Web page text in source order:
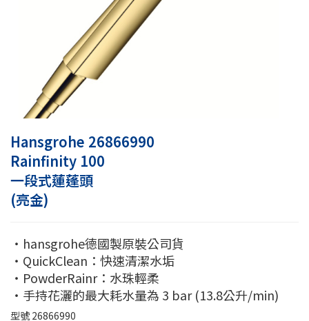
Hansgrohe 26866990
Rainfinity 100
一段式蓮蓬頭
(亮金)
・hansgrohe德國製原裝公司貨
・QuickClean：快速清潔水垢
・PowderRainr：水珠輕柔
・手持花灑的最大耗水量為 3 bar (13.8公升/min)
型號26866990